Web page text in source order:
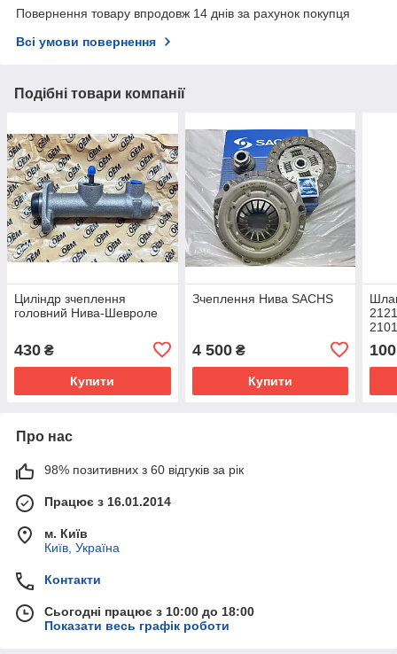
Повернення товару впродовж 14 днів за рахунок покупця
Всі умови повернення
Подібні товари компанії
Циліндр зчеплення
головний Нива-Шевроле
430 ₴
Купити
Зчеплення Нива SACHS
4 500₴
Купити
100
Про нас
98% позитивних з 60 відгуків за рік
Працює з 16.01.2014
м. Київ
Київ, Україна
Контакти
Сьогодні працює з 10:00 до 18:00
Показати весь графік роботи